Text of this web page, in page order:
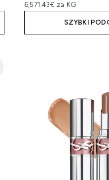
6,571.43€ za KG
SZYBKI